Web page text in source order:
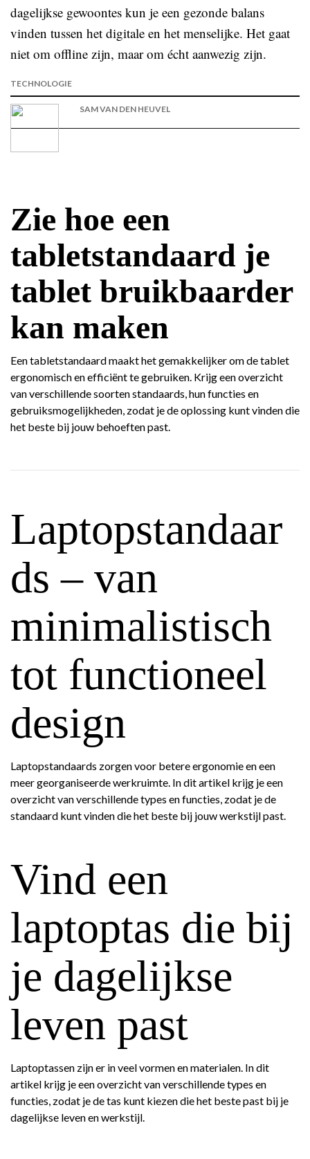
dagelijkse gewoontes kun je een gezonde balans
vinden tussen het digitale en het menselijke. Het gaat
niet om offline zijn, maar om écht aanwezig zijn.
TECHNOLOGIE
SAM VAN DEN HEUVEL
Zie hoe een
tabletstandaard je
tablet bruikbaarder
kan maken
Een tabletstandaard maakt het gemakkelijker om de tablet
ergonomisch en efficiënt te gebruiken. Krijg een overzicht
van verschillende soorten standaards, hun functies en
gebruiksmogelijkheden, zodat je de oplossing kunt vinden die
het beste bij jouw behoeften past.
Laptopstandaar
ds – van
minimalistisch
tot functioneel
design
Laptopstandaards zorgen voor betere ergonomie en een
meer georganiseerde werkruimte. In dit artikel krijg je een
overzicht van verschillende types en functies, zodat je de
standaard kunt vinden die het beste bij jouw werkstijl past.
Vind een
laptoptas die bij
je dagelijkse
leven past
Laptoptassen zijn er in veel vormen en materialen. In dit
artikel krijg je een overzicht van verschillende types en
functies, zodat je de tas kunt kiezen die het beste past bij je
dagelijkse leven en werkstijl.